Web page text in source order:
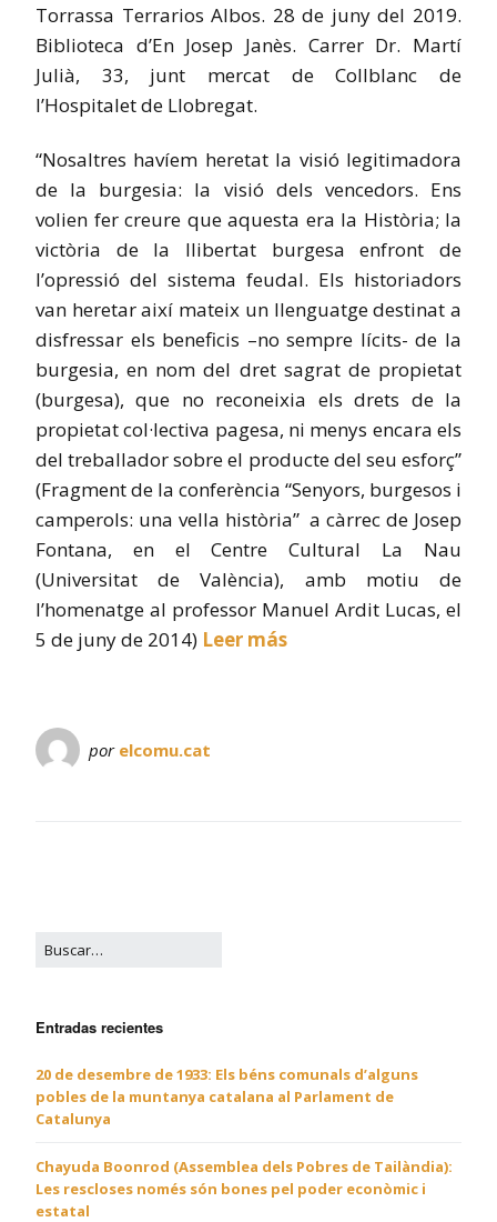
Torrassa Terrarios Albos. 28 de juny del 2019.
Biblioteca d’En Josep Janès. Carrer Dr. Martí
Julià, 33, junt mercat de Collblanc de
l’Hospitalet de Llobregat.
“Nosaltres havíem heretat la visió legitimadora
de la burgesia: la visió dels vencedors. Ens
volien fer creure que aquesta era la Història; la
victòria de la llibertat burgesa enfront de
l’opressió del sistema feudal. Els historiadors
van heretar així mateix un llenguatge destinat a
disfressar els beneficis –no sempre lícits- de la
burgesia, en nom del dret sagrat de propietat
(burgesa), que no reconeixia els drets de la
propietat col·lectiva pagesa, ni menys encara els
del treballador sobre el producte del seu esforç”
(Fragment de la conferència “Senyors, burgesos i
camperols: una vella història” a càrrec de Josep
Fontana, en el Centre Cultural La Nau
(Universitat de València), amb motiu de
l’homenatge al professor Manuel Ardit Lucas, el
5 de juny de 2014) Leer más
por elcomu.cat
Entradas recientes
20 de desembre de 1933: Els béns comunals d’alguns
pobles de la muntanya catalana al Parlament de
Catalunya
Chayuda Boonrod (Assemblea dels Pobres de Tailàndia):
Les rescloses només són bones pel poder econòmic i
estatal